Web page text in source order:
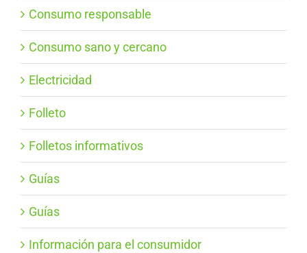
Consumo responsable
Consumo sano y cercano
Electricidad
Folleto
Folletos informativos
Guías
Guías
Información para el consumidor